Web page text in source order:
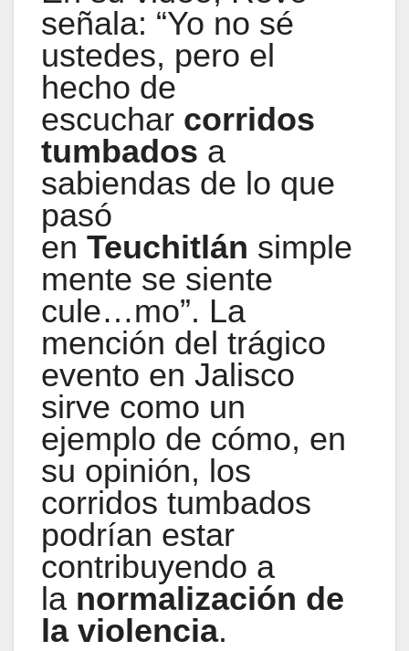
señala: “Yo no sé
ustedes, pero el
hecho de
escuchar corridos
tumbados a
sabiendas de lo que
pasó
en Teuchitlán simple
mente se siente
cule…mo”. La
mención del trágico
evento en Jalisco
sirve como un
ejemplo de cómo, en
su opinión, los
corridos tumbados
podrían estar
contribuyendo a
la normalización de
la violencia.